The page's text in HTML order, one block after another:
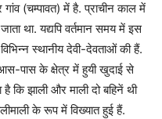
(चम्पावत) में है. प्राचीन काल में
था. यद्यपि वर्तमान समय में इस
स्थानीय देवी-देवताओं की हैं.
आस-पास के क्षेत्र में हुयी खुदाई से
है कि झाली और माली दो बहिनें थी
के रूप में विख्यात हुई हैं.